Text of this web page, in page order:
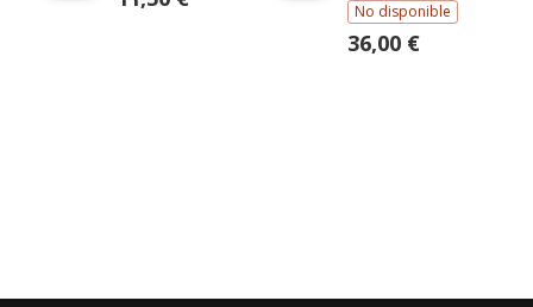
No disponible
36,00 €